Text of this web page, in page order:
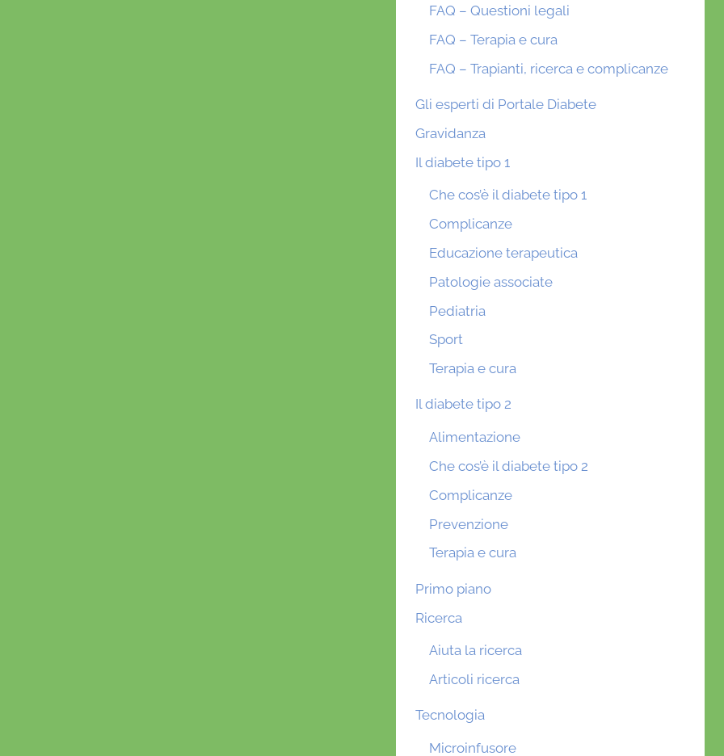
FAQ – Questioni legali
FAQ – Terapia e cura
FAQ – Trapianti, ricerca e complicanze
Gli esperti di Portale Diabete
Gravidanza
Il diabete tipo 1
Che cos’è il diabete tipo 1
Complicanze
Educazione terapeutica
Patologie associate
Pediatria
Sport
Terapia e cura
Il diabete tipo 2
Alimentazione
Che cos’è il diabete tipo 2
Complicanze
Prevenzione
Terapia e cura
Primo piano
Ricerca
Aiuta la ricerca
Articoli ricerca
Tecnologia
Microinfusore